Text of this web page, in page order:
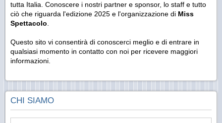
tutta Italia. Conoscere i nostri partner e sponsor, lo staff e tutto
ciò che riguarda l'edizione 2025 e l'organizzazione di Miss
Spettacolo.
Questo sito vi consentirà di conoscerci meglio e di entrare in
qualsiasi momento in contatto con noi per ricevere maggiori
informazioni.
CHI SIAMO